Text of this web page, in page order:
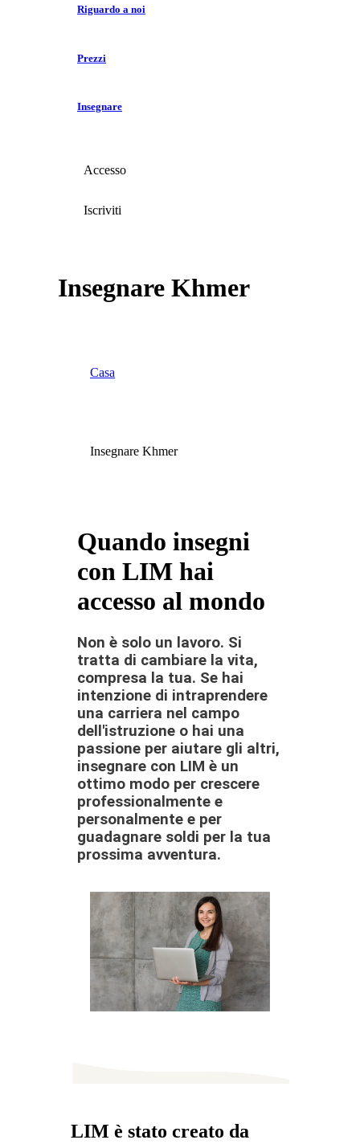
Riguardo a noi
Prezzi
Insegnare
Accesso
Iscriviti
Insegnare Khmer
Casa
Insegnare Khmer
Quando insegni
con LIM hai
accesso al mondo
Non è solo un lavoro. Si
tratta di cambiare la vita,
compresa la tua. Se hai
intenzione di intraprendere
una carriera nel campo
dell'istruzione o hai una
passione per aiutare gli altri,
insegnare con LIM è un
ottimo modo per crescere
professionalmente e
personalmente e per
guadagnare soldi per la tua
prossima avventura.
LIM è stato creato da